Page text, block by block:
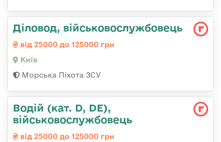
Діловод, військовослужбовець
від 25000 до 125000 грн
Київ
Морська Піхота ЗСУ
Водій (кат. D, DE),
військовослужбовець
від 25000 до 125000 грн